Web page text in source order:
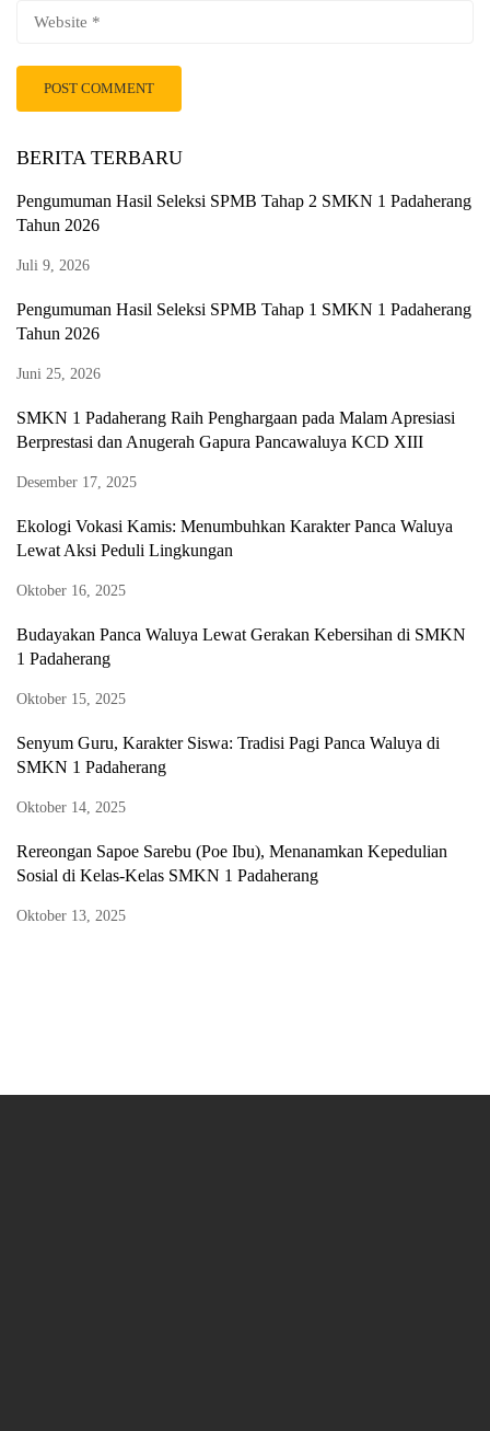
BERITA TERBARU
Pengumuman Hasil Seleksi SPMB Tahap 2 SMKN 1 Padaherang
Tahun 2026
Juli 9, 2026
Pengumuman Hasil Seleksi SPMB Tahap 1 SMKN 1 Padaherang
Tahun 2026
Juni 25, 2026
SMKN 1 Padaherang Raih Penghargaan pada Malam Apresiasi
Berprestasi dan Anugerah Gapura Pancawaluya KCD XIII
Desember 17, 2025
Ekologi Vokasi Kamis: Menumbuhkan Karakter Panca Waluya
Lewat Aksi Peduli Lingkungan
Oktober 16, 2025
Budayakan Panca Waluya Lewat Gerakan Kebersihan di SMKN
1 Padaherang
Oktober 15, 2025
Senyum Guru, Karakter Siswa: Tradisi Pagi Panca Waluya di
SMKN 1 Padaherang
Oktober 14, 2025
Rereongan Sapoe Sarebu (Poe Ibu), Menanamkan Kepedulian
Sosial di Kelas-Kelas SMKN 1 Padaherang
Oktober 13, 2025